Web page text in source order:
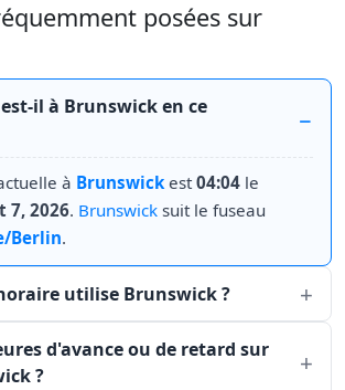
posées sur
il à Brunswick en ce
à Brunswickest04:04 le
7, 2026. Brunswick suit le fuseau
Berlin.
utilise Brunswick ?
d'avance ou de retard sur
?